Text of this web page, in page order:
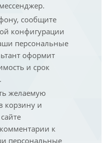
сообщите
конфигурации
персональные
оформит
и срок
желаемую
корзину и
к
персональные